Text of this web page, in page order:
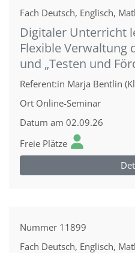
Fach Deutsch, Englisch,
Digitaler Unterricht
Flexible Verwaltung
und „Testen und
Referent:in Marja Bentlin
Ort Online-Seminar
Datum am 02.09.26
Freie Plätze
Nummer 11899
Fach Deutsch, Englisch,